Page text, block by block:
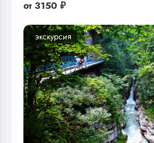
от 3150 ₽
экскурсия